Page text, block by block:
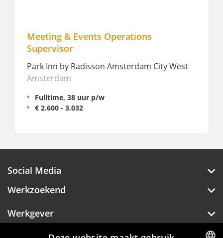
Meeting & Events Operations
Supervisor
Park Inn by Radisson Amsterdam City West
Amsterdam
Fulltime, 38 uur p/w
€ 2.600 - 3.032
Social Media
Werkzoekend
Werkgever